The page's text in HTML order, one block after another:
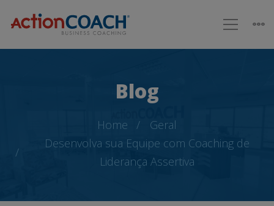
Blog
Home
Geral
Desenvolva sua Equipe com Coaching de
Liderança Assertiva